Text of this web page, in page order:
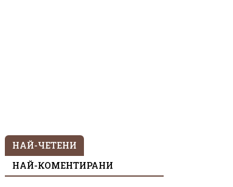
НАЙ-ЧЕТЕНИ
НАЙ-КОМЕНТИРАНИ